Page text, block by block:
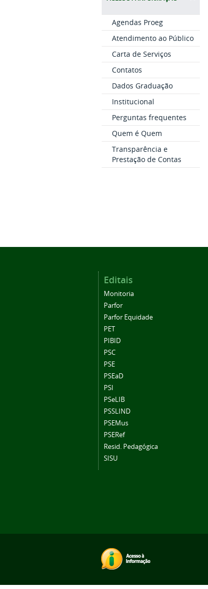
Agendas Proeg
Atendimento ao Público
Carta de Serviços
Contatos
Dados Graduação
Institucional
Perguntas frequentes
Quem é Quem
Transparência e
Prestação de Contas
Editais
Monitoria
Parfor
Parfor Equidade
PET
PIBID
PSC
PSE
PSEaD
PSI
PSeLIB
PSSLIND
PSEMus
PSERef
Resid. Pedagógica
SISU